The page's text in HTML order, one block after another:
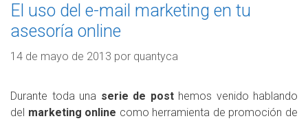
El uso del e-mail marketing en tu
asesoría online
14 de mayo de 2013 por quantyca
Durante toda una serie de posthemos venido hablando
del marketing online como herramienta de promoción de